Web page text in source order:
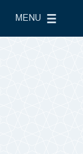
MENU
Main Menu